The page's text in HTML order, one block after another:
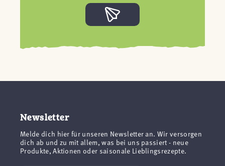
Newsletter
Melde dich hier für unseren Newsletter an. Wir versorgen
dich ab und zu mit allem, was bei uns passiert - neue
Produkte, Aktionen oder saisonale Lieblingsrezepte.